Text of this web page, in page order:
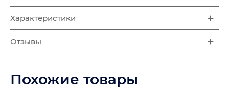
Характеристики
Отзывы
Похожие товары